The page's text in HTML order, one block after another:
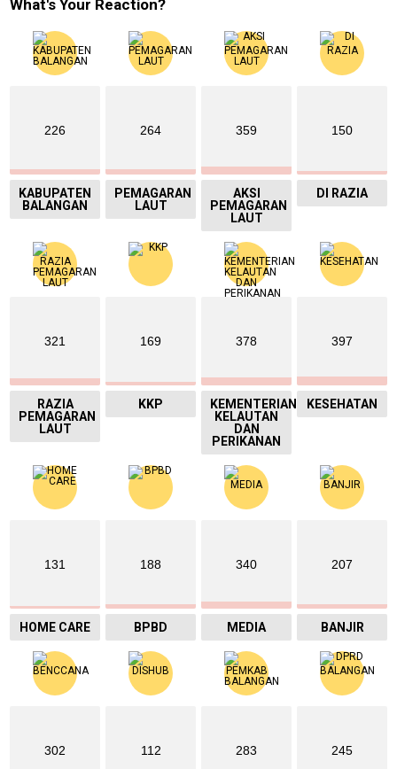
What's Your Reaction?
226
KABUPATEN
BALANGAN
264
PEMAGARAN
LAUT
359
AKSI
PEMAGARAN
LAUT
150
DI RAZIA
321
RAZIA
PEMAGARAN
LAUT
169
KKP
378
KEMENTERIAN
KELAUTAN
DAN
PERIKANAN
397
KESEHATAN
131
HOME CARE
188
BPBD
340
MEDIA
207
BANJIR
302 112 283 245